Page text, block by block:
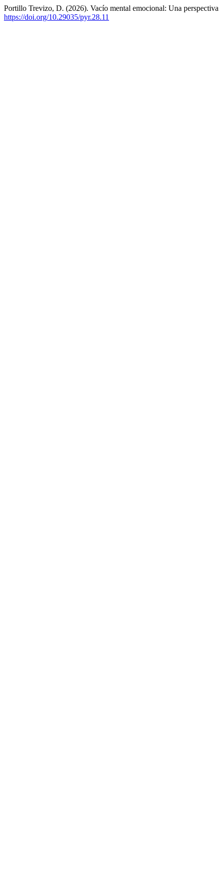
Portillo Trevizo, D. (2026). Vacío mental emocional: Una
https://doi.org/10.29035/pyr.28.11